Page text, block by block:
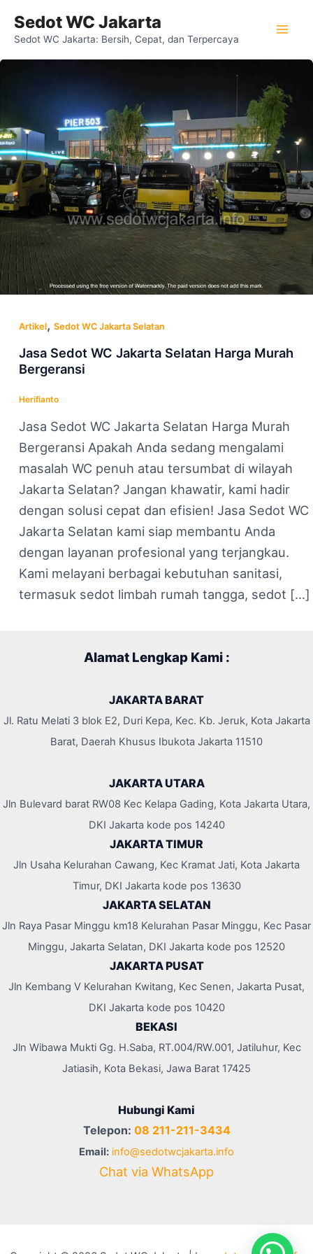
Sedot WC Jakarta
Sedot WC Jakarta: Bersih, Cepat, dan Terpercaya
Artikel,Sedot WC Jakarta Selatan
Jasa Sedot WC Jakarta Selatan Harga Murah
Bergeransi
Herifianto
Jasa Sedot WC Jakarta Selatan Harga Murah
Bergeransi Apakah Anda sedang mengalami
masalah WC penuh atau tersumbat di wilayah
Jakarta Selatan? Jangan khawatir, kami hadir
dengan solusi cepat dan efisien! Jasa Sedot WC
Jakarta Selatan kami siap membantu Anda
dengan layanan profesional yang terjangkau.
Kami melayani berbagai kebutuhan sanitasi,
termasuk sedot limbah rumah tangga, sedot […]
Alamat Lengkap Kami :
JAKARTA BARAT
Jl. Ratu Melati 3 blok E2, Duri Kepa, Kec. Kb. Jeruk, Kota Jakarta
Barat, Daerah Khusus Ibukota Jakarta 11510
JAKARTA UTARA
Jln Bulevard barat RW08 Kec Kelapa Gading, Kota Jakarta Utara,
DKI Jakarta kode pos 14240
JAKARTA TIMUR
Jln Usaha Kelurahan Cawang, Kec Kramat Jati, Kota Jakarta
Timur, DKI Jakarta kode pos 13630
JAKARTA SELATAN
Jln Raya Pasar Minggu km18 Kelurahan Pasar Minggu, Kec Pasar
Minggu, Jakarta Selatan, DKI Jakarta kode pos 12520
JAKARTA PUSAT
Jln Kembang V Kelurahan Kwitang, Kec Senen, Jakarta Pusat,
DKI Jakarta kode pos 10420
BEKASI
Jln Wibawa Mukti Gg. H.Saba, RT.004/RW.001, Jatiluhur, Kec
Jatiasih, Kota Bekasi, Jawa Barat 17425
Hubungi Kami
Telepon: 08 211-211-3434
Email: info@sedotwcjakarta.info
Chat via WhatsApp